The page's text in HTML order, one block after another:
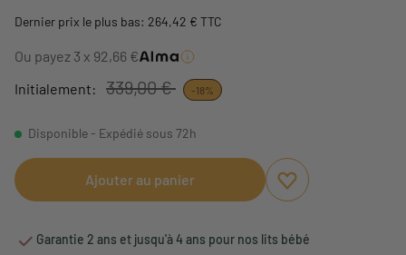
Dernier prix le plus bas: 264,42 € TTC
Ou payez 3 x 92,66 €
Initialement:
339,00 € -18%
Disponible - Expédié sous 72h
Ajouter au panier
Ajouter aux favoris
Supprimer des
Garantie 2 ans et jusqu'à 4 ans pour nos lits bébé